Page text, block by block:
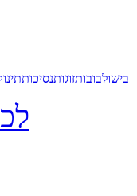
בישולבובותזוגותנסיכות